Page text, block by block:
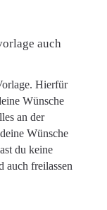
auch
Hierfür
Wünsche
an der
Wünsche
du keine
auch freilassen